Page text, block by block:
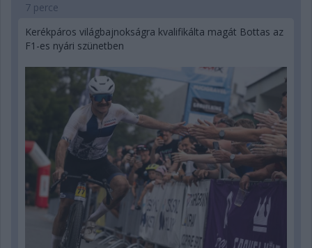
7 perce
Kerékpáros világbajnokságra kvalifikálta magát Bottas az
F1-es nyári szünetben